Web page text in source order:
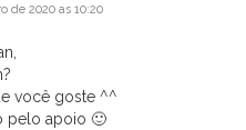
de 2020 as 10:20
você goste ^^
pelo apoio 🙂